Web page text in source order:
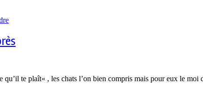
te plaît« , les chats l’on bien compris mais pour eux le moi